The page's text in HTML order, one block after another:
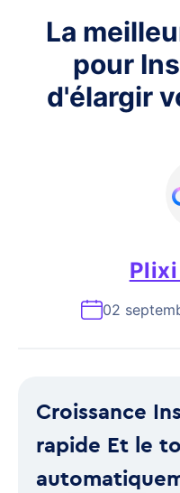
La
pour
d'élargir
02
Croissance
rapide Et le